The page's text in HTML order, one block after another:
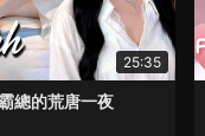
25:35
總的荒唐一夜